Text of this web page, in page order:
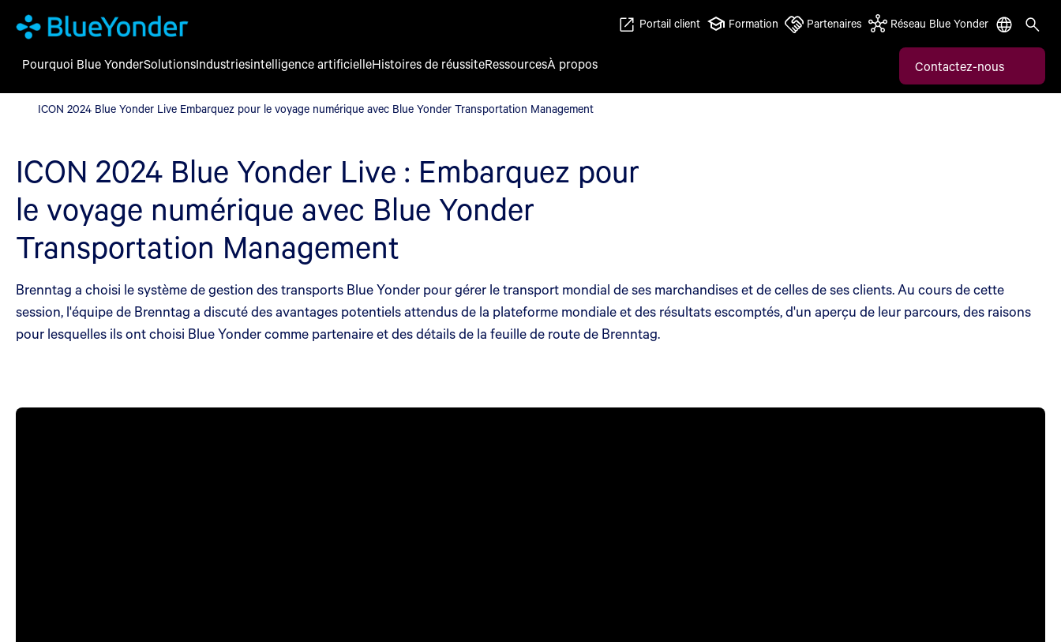
ICON 2024 Blue Yonder Live Embarquez pour le voyage numérique avec Blue Yonder Transportation Management
Portail client Formation Partenaires Réseau Blue Yonder
Pourquoi Blue YonderSolutionsIndustriesintelligence artificielleHistoires de réussiteRessourcesÀ propos Contactez-nous
ICON 2024 Blue Yonder Live Embarquez pour le voyage numérique avec Blue Yonder Transportation Management
ICON 2024 Blue Yonder Live : Embarquez pour
le voyage numérique avec Blue Yonder
Transportation Management
Brenntag a choisi le système de gestion des transports Blue Yonder pour gérer le transport mondial de ses marchandises et de celles de ses clients. Au cours de cette
session, l'équipe de Brenntag a discuté des avantages potentiels attendus de la plateforme mondiale et des résultats escomptés, d'un aperçu de leur parcours, des raisons
pour lesquelles ils ont choisi Blue Yonder comme partenaire et des détails de la feuille de route de Brenntag.